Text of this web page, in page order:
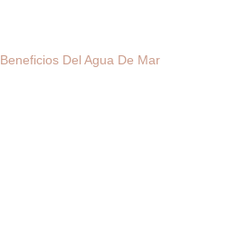
Beneficios Del Agua De Mar